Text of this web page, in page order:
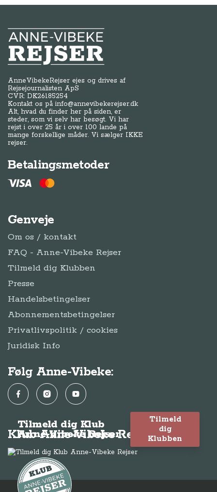
Anne-Vibeke Rejser
AnneVibekeRejser ejes og drives af
Rejsejournalisten ApS
CVR: DK26185254
Kontakt os påinfo@annevibekerejser.dk
Alt, hvad du finder her på siden, er
steder, som vi selv har besøgt. Vi har
rejst i over 25 år i over 100 lande på
mange forskellige måder. Vi sælger IKKE
rejser.
Betalingsmetoder
Genveje
Om os / kontakt
FAQ - Anne-Vibeke Rejser
Tilmeld dig Klubben
Presse
Handelsbetingelser
Abonnementsbetingelser
Privatlivspolitik / cookies
Juridisk Info
Følg Anne-Vibeke:
FacebookInstagramYouTube
Klub Anne-Vibeke Rejser
Tilmeld dig Klub
Anne-Vibeke Rejser
Tilmeld
dig
Klubben